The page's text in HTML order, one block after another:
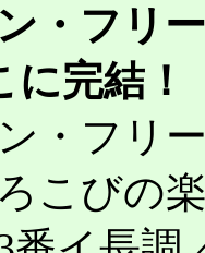
フリー
完結！
・フリ
こびの